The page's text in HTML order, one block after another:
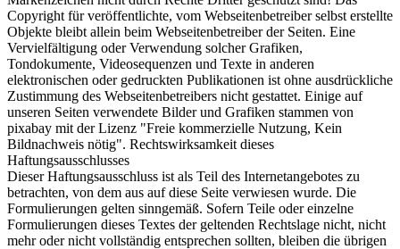
Copyright für veröffentlichte, vom Webseitenbetreiber selbst erstellte
Objekte bleibt allein beim Webseitenbetreiber der Seiten. Eine
Vervielfältigung oder Verwendung solcher Grafiken,
Tondokumente, Videosequenzen und Texte in anderen
elektronischen oder gedruckten Publikationen ist ohne ausdrückliche
Zustimmung des Webseitenbetreibers nicht gestattet. Einige auf
unseren Seiten verwendete Bilder und Grafiken stammen von
pixabay mit der Lizenz "Freie kommerzielle Nutzung, Kein
Bildnachweis nötig". Rechtswirksamkeit dieses
Haftungsausschlusses
Dieser Haftungsausschluss ist als Teil des Internetangebotes zu
betrachten, von dem aus auf diese Seite verwiesen wurde. Die
Formulierungen gelten sinngemäß. Sofern Teile oder einzelne
Formulierungen dieses Textes der geltenden Rechtslage nicht, nicht
mehr oder nicht vollständig entsprechen sollten, bleiben die übrigen